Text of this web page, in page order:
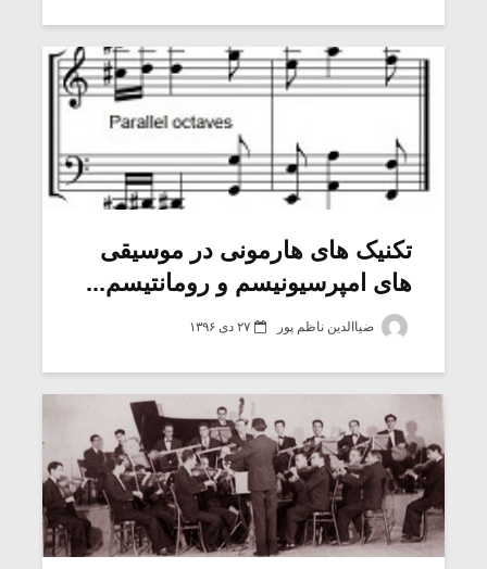
تکنیک های هارمونی در موسیقی
های امپرسیونیسم و رومانتیسم...
ضیاالدین ناظم پور ۲۷ دی ۱۳۹۶
اگر نمی توانی
مشهورترین باشی،
بدنام ترین باش
سکانسی
موسیقی